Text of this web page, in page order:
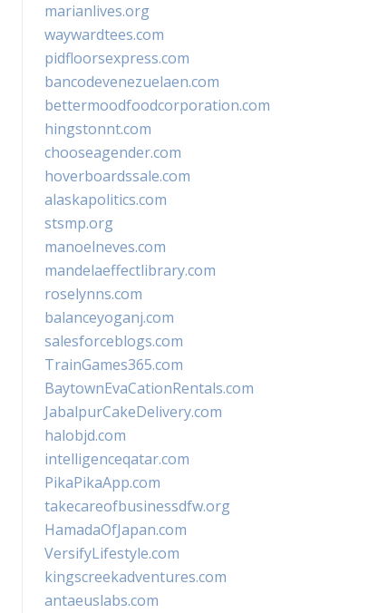
marianlives.org
waywardtees.com
pidfloorsexpress.com
bancodevenezuelaen.com
bettermoodfoodcorporation.com
hingstonnt.com
chooseagender.com
hoverboardssale.com
alaskapolitics.com
stsmp.org
manoelneves.com
mandelaeffectlibrary.com
roselynns.com
balanceyoganj.com
salesforceblogs.com
TrainGames365.com
BaytownEvaCationRentals.com
JabalpurCakeDelivery.com
halobjd.com
intelligenceqatar.com
PikaPikaApp.com
takecareofbusinessdfw.org
HamadaOfJapan.com
VersifyLifestyle.com
kingscreekadventures.com
antaeuslabs.com